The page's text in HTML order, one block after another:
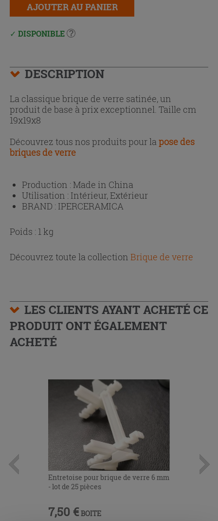
AJOUTER AU PANIER
DISPONIBLE
DESCRIPTION
La classique brique de verre satinée, un
produit de base à prix exceptionnel. Taille cm
19x19x8
Découvrez tous nos produits pour la pose des
briques de verre
Production :Made in China
Utilisation : Intérieur, Extérieur
BRAND : IPERCERAMICA
Poids : 1 kg
Découvrez toute la collection Brique de verre
LES CLIENTS AYANT ACHETÉ CE
PRODUIT ONT ÉGALEMENT
ACHETÉ
Entretoise pour brique de verre 6 mm
- lot de 25 pièces
7,50 € BOITE